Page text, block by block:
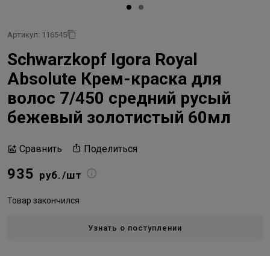
Артикул: 116545
Schwarzkopf Igora Royal
Absolute Крем-краска для
волос 7/450 средний русый
бежевый золотистый 60мл
Сравнить Поделиться
935 руб./шт
Товар закончился
Узнать о поступлении